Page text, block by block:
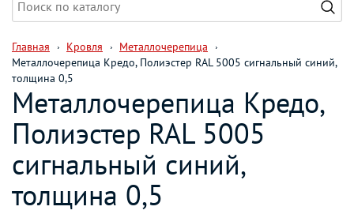
Главная Кровля
Металлочерепица
Металлочерепица Кредо, Полиэстер RAL 5005 сигнальный синий,
толщина 0,5
Металлочерепица Кредо,
Полиэстер RAL 5005
сигнальный синий,
толщина 0,5